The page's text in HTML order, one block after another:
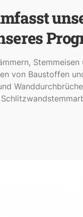
von Baustoffen